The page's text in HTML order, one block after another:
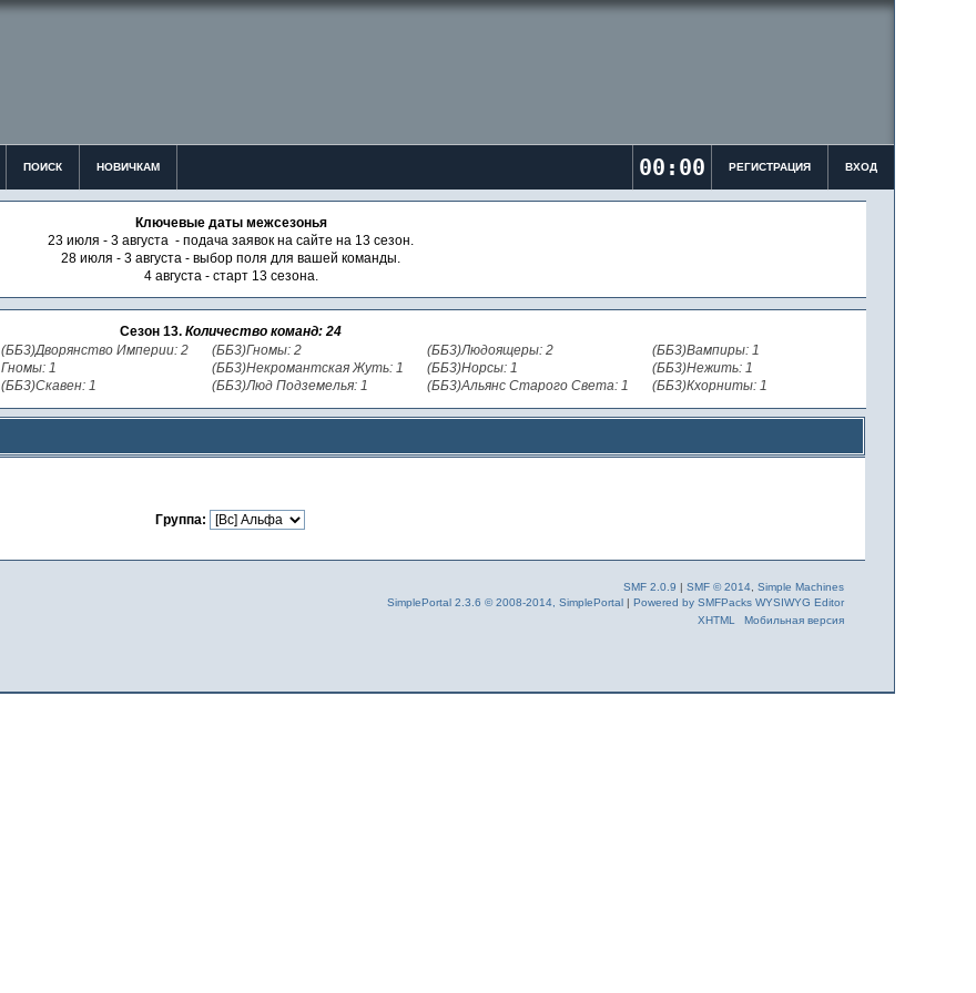
ПОИСК НОВИЧКАМ 00:00 РЕГИСТРАЦИЯ ВХОД
Ключевые даты межсезонья
23 июля - 3 августа - подача заявок на сайте на 13 сезон.
28 июля - 3 августа - выбор поля для вашей команды.
4 августа - старт 13 сезона.
Сезон 13. Количество команд: 24
(ББ3)Дворянство Империи: 2
Гномы: 1
(ББ3)Скавен: 1
(ББ3)Гномы: 2
(ББ3)Некромантская Жуть: 1
(ББ3)Люд Подземелья: 1
(ББ3)Людоящеры: 2
(ББ3)Норсы: 1
(ББ3)Альянс Старого Света: 1
(ББ3)Вампиры: 1
(ББ3)Нежить: 1
(ББ3)Кхорниты: 1
Группа:
SMF 2.0.9 |SMF © 2014 ,Simple Machines
SimplePortal 2.3.6 © 2008-2014, SimplePortal |Powered by SMFPacks WYSIWYG Editor
XHTML
Мобильная версия